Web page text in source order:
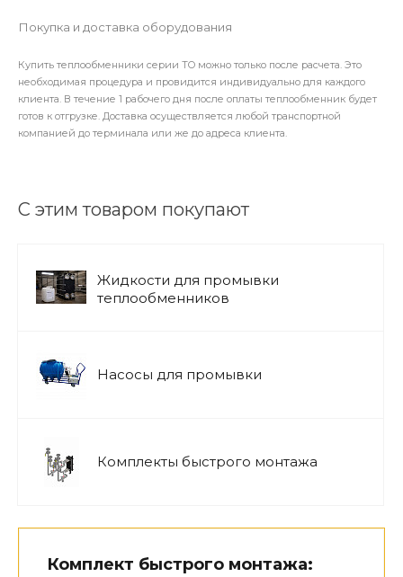
Покупка и доставка оборудования
Купить теплообменники серии TO можно только после расчета. Это
необходимая процедура и провидится индивидуально для каждого
клиента. В течение 1 рабочего дня после оплаты теплообменник будет
готов к отгрузке. Доставка осуществляется любой транспортной
компанией до терминала или же до адреса клиента.
С этим товаром покупают
Жидкости для промывки
теплообменников
Насосы для промывки
Комплекты быстрого монтажа
Комплект быстрого монтажа: